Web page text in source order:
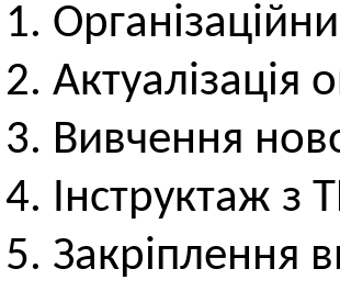
Актуалізація
Вивчення
Інструктаж з
Закріплення